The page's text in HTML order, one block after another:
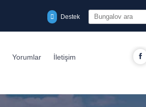
Destek
Yorumlar İletişim